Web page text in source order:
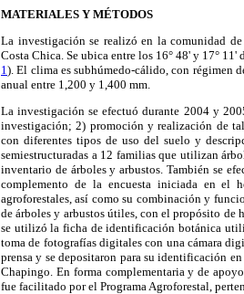
MATERIALES Y MÉTODOS
La investigación se realizó en la comunidad
Costa Chica. Se ubica entre los 16° 48' y 17°
1 ). El clima es subhúmedo-cálido, con régimen
anual entre 1,200 y 1,400 mm.
La investigación se efectuó durante 2004 y
investigación; 2) promoción y realización de
con diferentes tipos de uso del suelo y
semiestructuradas a 12 familias que utilizan
inventario de árboles y arbustos. También se
complemento de la encuesta iniciada en el
agroforestales, así como su combinación y
de árboles y arbustos útiles, con el propósito de
se utilizó la ficha de identificación botánica
toma de fotografías digitales con una cámara
prensa y se depositaron para su identificación
Chapingo. En forma complementaria y de
fue facilitado por el Programa Agroforestal,